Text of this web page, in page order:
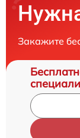
Закажите